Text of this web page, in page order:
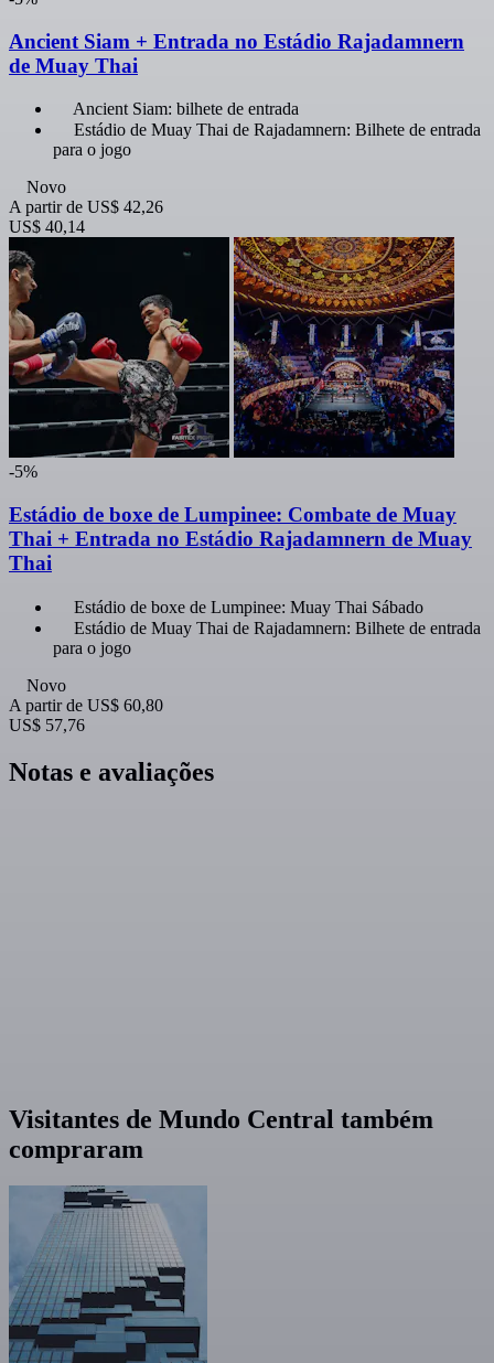
Ancient Siam + Entrada no Estádio Rajadamnern
de Muay Thai
Ancient Siam: bilhete de entrada
Estádio de Muay Thai de Rajadamnern: Bilhete de entrada
para o jogo
Novo
A partir de US$ 42,26
US$ 40,14
-5%
Estádio de boxe de Lumpinee: Combate de Muay
Thai + Entrada no Estádio Rajadamnern de Muay
Thai
Estádio de boxe de Lumpinee: Muay Thai Sábado
Estádio de Muay Thai de Rajadamnern: Bilhete de entrada
para o jogo
Novo
A partir de US$ 60,80
US$ 57,76
Notas e avaliações
Visitantes de Mundo Central também
compraram